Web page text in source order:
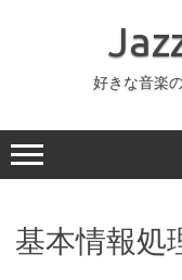
ッ
プ
好きな音楽
基本情報処